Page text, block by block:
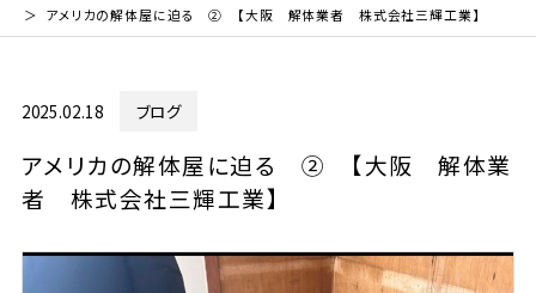
アメリカの解体屋に迫る ② 【大阪 解体業者 株式会社三輝工業】
2025.02.18 ブログ
アメリカの解体屋に迫る ② 【大阪 解体業
者 株式会社三輝工業】